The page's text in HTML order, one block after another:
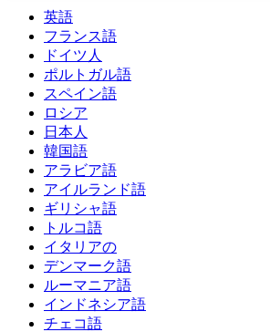
英語
フランス語
ドイツ人
ポルトガル語
スペイン語
ロシア
日本人
韓国語
アラビア語
アイルランド語
ギリシャ語
トルコ語
イタリアの
デンマーク語
ルーマニア語
インドネシア語
チェコ語